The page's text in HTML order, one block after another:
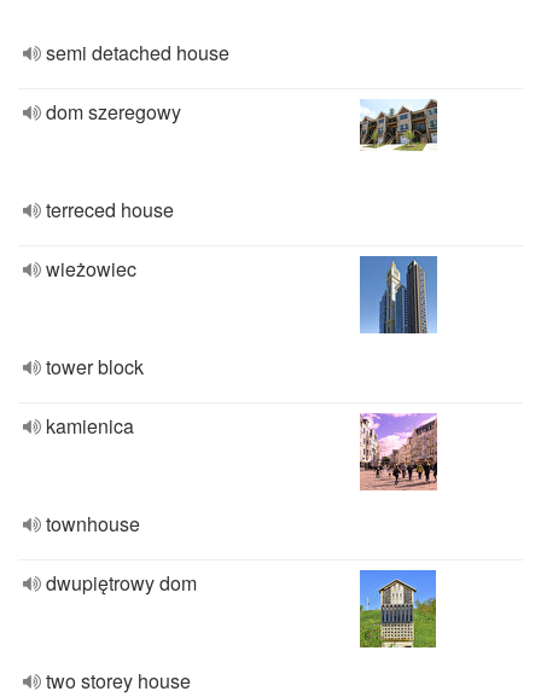
semi detached house
dom szeregowy
terreced house
wieżowiec
tower block
kamienica
townhouse
dwupiętrowy dom
two storey house